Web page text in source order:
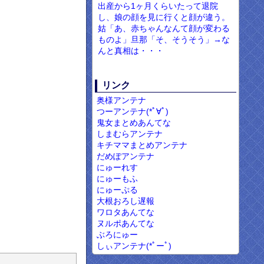
出産から1ヶ月くらいたって退院
し、娘の顔を見に行くと顔が違う。
姑「あ、赤ちゃんなんて顔が変わる
ものよ」旦那「そ、そうそう」→な
んと真相は・・・
リンク
奥様アンテナ
つーアンテナ(*ﾟ∀ﾟ)
鬼女まとめあんてな
しまむらアンテナ
キチママまとめアンテナ
だめぽアンテナ
にゅーれす
にゅーもふ
にゅーぷる
大根おろし遅報
ワロタあんてな
ヌルポあんてな
ぶろにゅー
しぃアンテナ(*ﾟーﾟ)